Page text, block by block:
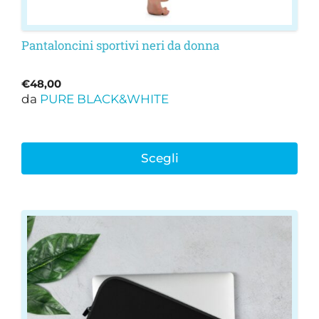
Pantaloncini sportivi neri da donna
€48,00
da PURE BLACK&WHITE
Scegli
Questo
prodotto
ha
più
varianti.
Le